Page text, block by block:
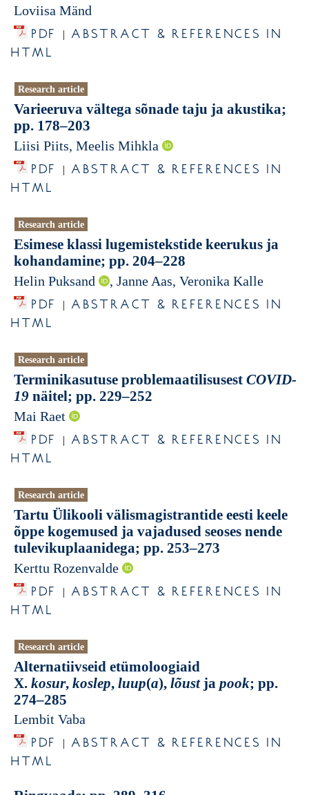
Loviisa Mänd
PDF |
ABSTRACT & REFERENCES IN
HTML
Research article
Varieeruva vältega sõnade taju ja akustika;
pp. 178–203
Liisi Piits, Meelis Mihkla
PDF |
ABSTRACT & REFERENCES IN
HTML
Research article
Esimese klassi lugemistekstide keerukus ja
kohandamine; pp. 204–228
Helin Puksand , Janne Aas, Veronika Kalle
PDF |
ABSTRACT & REFERENCES IN
HTML
Research article
Terminikasutuse problemaatilisusest COVID-
19 näitel; pp. 229–252
Mai Raet
PDF |
ABSTRACT & REFERENCES IN
HTML
Research article
Tartu Ülikooli välismagistrantide eesti keele
õppe kogemused ja vajadused seoses nende
tulevikuplaanidega; pp. 253–273
Kerttu Rozenvalde
PDF |
ABSTRACT & REFERENCES IN
HTML
Research article
Alternatiivseid etümoloogiaid
X. kosur, koslep, luup(a), lõustja pook; pp.
274–285
Lembit Vaba
PDF |
ABSTRACT & REFERENCES IN
HTML